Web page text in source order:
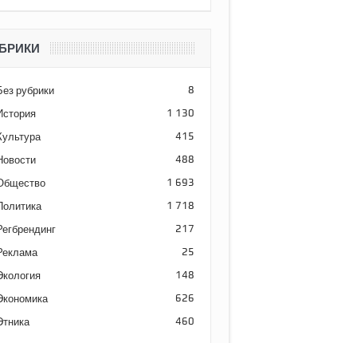
рубрики 8
1 130
415
488
1 693
1 718
217
25
148
626
460